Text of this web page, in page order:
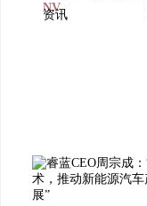
NV
资讯